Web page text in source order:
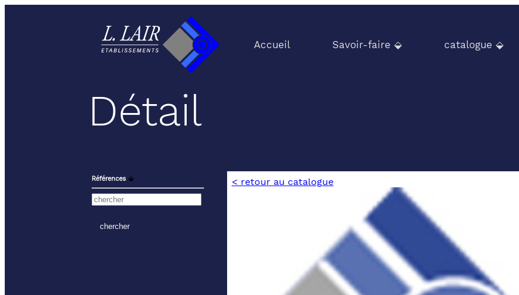
Accueil Savoir-faire ⬙ catalogue ⬙
Détail
Références ⬙ < retour au catalogue